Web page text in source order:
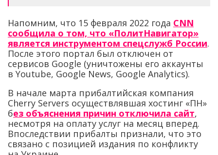
Напомним, что 15 февраля 2022 года CNN
сообщила о том, что «ПолитНавигатор»
является инструментом спецслужб России.
После этого портал был отключен от
сервисов Google (уничтожены его аккаунты
в Youtube, Google News, Google Analytics).
В начале марта прибалтийская компания
Cherry Servers осуществлявшая хостинг «ПН»
без объяснения причин отключила сайт,
несмотря на оплату услуг на месяц вперед.
Впоследствии прибалты признали, что это
связано с позицией издания по конфликту